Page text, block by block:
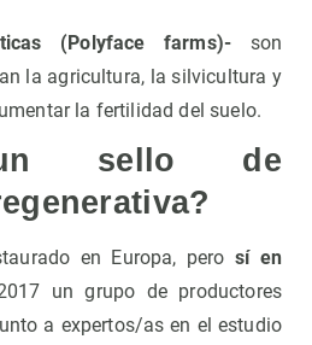
(Polyface farms)- son
la agricultura, la silvicultura y
la fertilidad del suelo.
sello de
en Europa, pero sí en
un grupo de productores
a expertos/as en el estudio